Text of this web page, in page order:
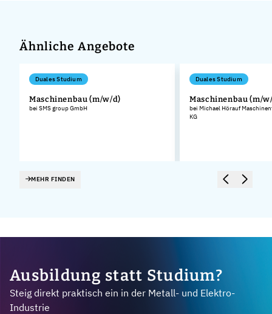
Ähnliche Angebote
Duales Studium
Maschinenbau (m/w/d)
bei SMS group GmbH
Duales Studium
Maschinenbau (m/
bei Michael Hörauf
KG
MEHR FINDEN
Ausbildung statt Studium?
Steig direkt praktisch ein in der Metall- und Elektro-
Industrie